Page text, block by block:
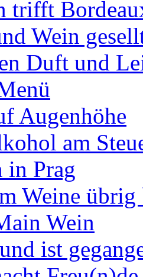
trifft
Wein
Duft und
Augenhöhe
am
in Prag
Weine
Wein
ist